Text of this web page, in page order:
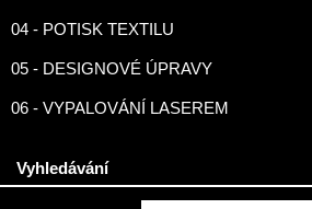
04 - POTISK TEXTILU
05 - DESIGNOVÉ ÚPRAVY
06 - VYPALOVÁNÍ LASEREM
Vyhledávání